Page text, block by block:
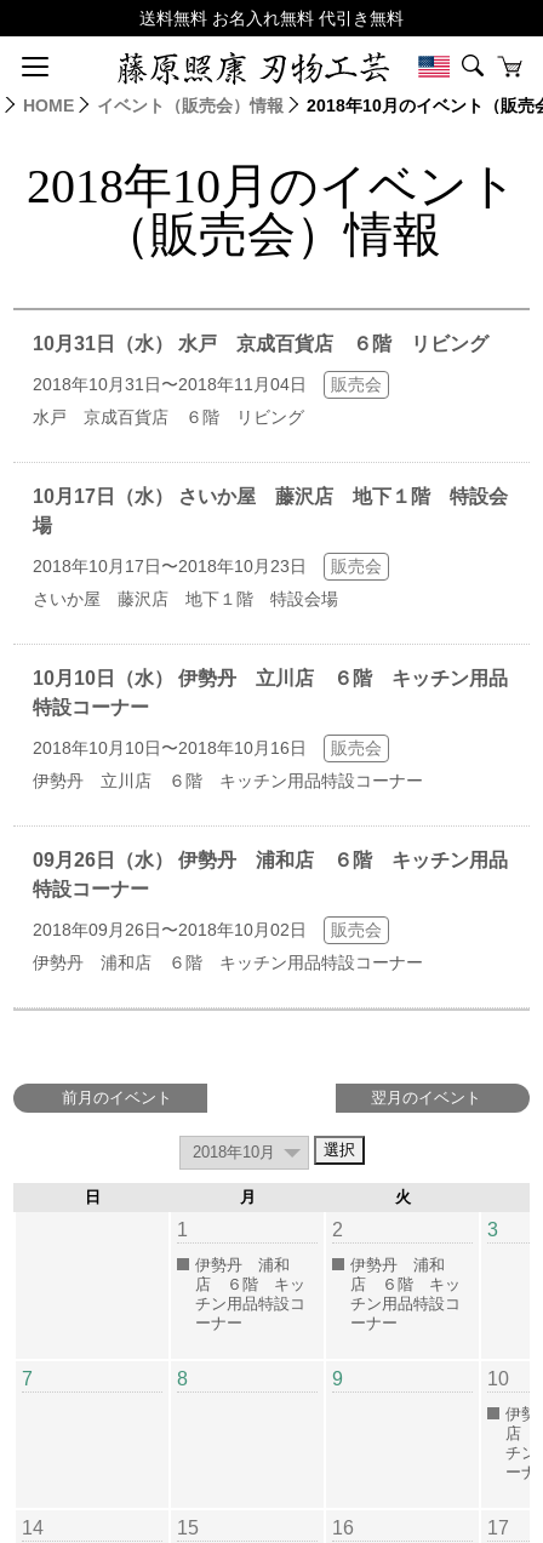
HOME イベント（販売会）情報 2018年10月のイベント（販売
2018年10月のイベント
（販売会）情報
10月31日（水） 水戸 京成百貨店 ６階 リビング
2018年10月31日〜2018年11月04日
販売会
水戸 京成百貨店 ６階 リビング
10月17日（水） さいか屋 藤沢店 地下１階 特設会
場
2018年10月17日〜2018年10月23日
販売会
さいか屋 藤沢店 地下１階 特設会場
10月10日（水） 伊勢丹 立川店 ６階 キッチン用品
特設コーナー
2018年10月10日〜2018年10月16日
販売会
伊勢丹 立川店 ６階 キッチン用品特設コーナー
09月26日（水） 伊勢丹 浦和店 ６階 キッチン用品
特設コーナー
2018年09月26日〜2018年10月02日
販売会
伊勢丹 浦和店 ６階 キッチン用品特設コーナー
前月のイベント 翌月のイベント
日 月 火
1
伊勢丹 浦和
店 ６階 キッ
チン用品特設コ
ーナー
2
伊勢丹 浦和
店 ６階 キッ
チン用品特設コ
ーナー
3
7 8 9 10
伊
店
チン
ー
14 15 16 17